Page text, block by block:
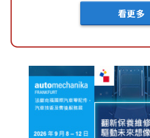
看更多